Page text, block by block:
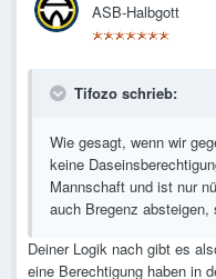
ASB-Halbgott
Tifozo schrieb:
Wie gesagt, wenn wir
keine
Mannschaft und ist nur
auch Bregenz absteigen,
Deiner Logik nach gibt es
eine Berechtigung haben in